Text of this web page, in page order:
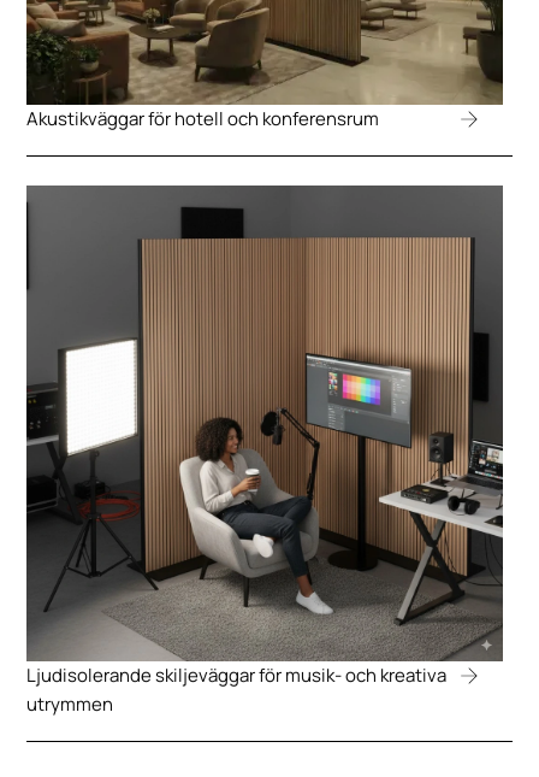
Akustikväggar för hotell och konferensrum
Ljudisolerande skiljeväggar för musik- och kreativa
utrymmen